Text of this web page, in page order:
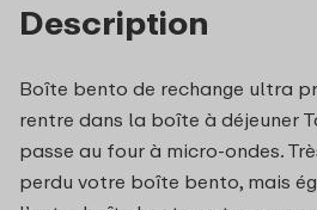
Description
Boîte bento de rechange ultra
rentre dans la boîte à déjeuner
passe au four à micro-ondes.
perdu votre boîte bento, mais